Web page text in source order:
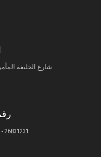
شارع الخليفة
26831231 - 26831417 - 26831474